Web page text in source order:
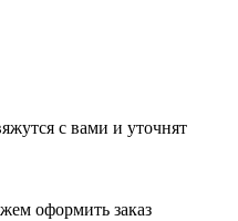
с вами и уточнят
оформить заказ